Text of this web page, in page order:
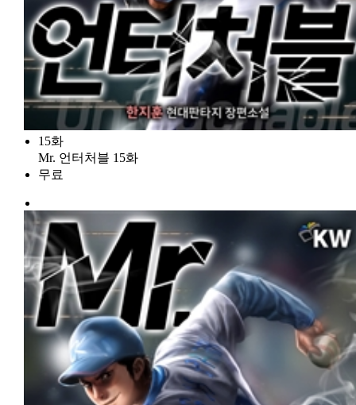
15화
Mr. 언터처블 15화
무료